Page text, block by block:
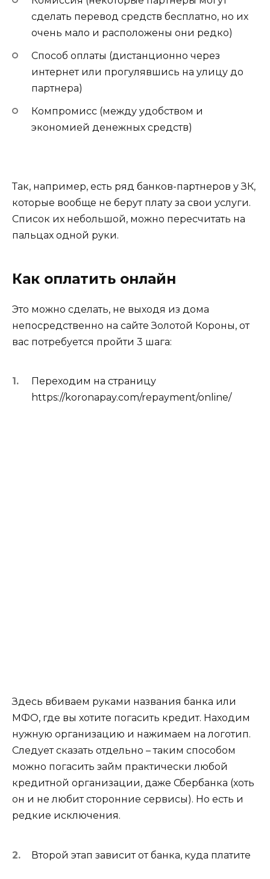
сделать перевод средств бесплатно, но их
очень мало и расположены они редко)
Способ оплаты (дистанционно через
интернет или прогулявшись на улицу до
партнера)
Компромисс (между удобством и
экономией денежных средств)
Так, например, есть ряд банков-партнеров у ЗК,
которые вообще не берут плату за свои услуги.
Список их небольшой, можно пересчитать на
пальцах одной руки.
Как оплатить онлайн
Это можно сделать, не выходя из дома
непосредственно на сайте Золотой Короны, от
вас потребуется пройти 3 шага:
Переходим на страницу
https://koronapay.com/repayment/online/
Здесь вбиваем руками названия банка или
МФО, где вы хотите погасить кредит. Находим
нужную организацию и нажимаем на логотип.
Следует сказать отдельно – таким способом
можно погасить займ практически любой
кредитной организации, даже Сбербанка (хоть
он и не любит сторонние сервисы). Но есть и
редкие исключения.
Второй этап зависит от банка, куда платите